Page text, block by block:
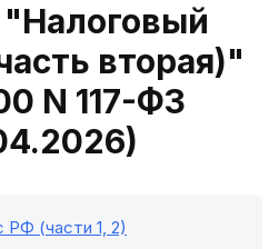
вторая)"
N 117-ФЗ
РФ (части 1, 2)